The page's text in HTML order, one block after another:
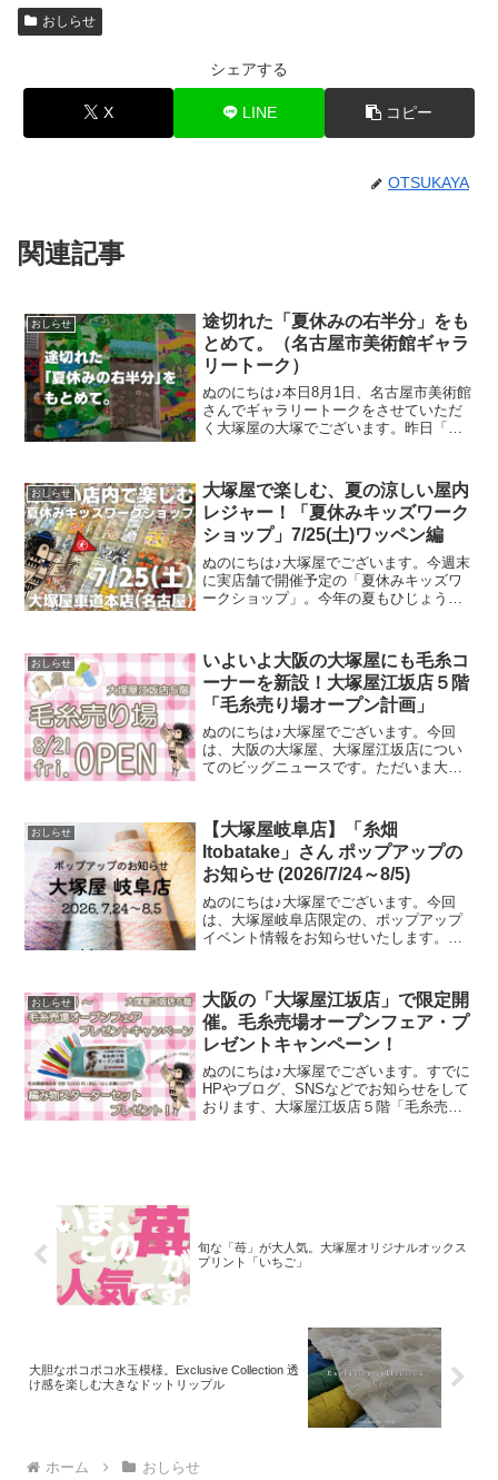
おしらせ
シェアする
X LINE コピー
OTSUKAYA
関連記事
おしらせ
途切れた「夏休みの右半分」をも
とめて。（名古屋市美術館ギャラ
リートーク）
ぬのにちは♪本日8月1日、名古屋市美術館
さんでギャラリートークをさせていただ
く大塚屋の大塚でございます。昨日「全
追加することになったお話がございま
す。今回のブログでは、
おしらせ
大塚屋で楽しむ、夏の涼しい屋内
レジャー！「夏休みキッズワーク
ショップ」7/25(土)ワッペン編
ぬのにちは♪大塚屋でございます。今週末
に実店舗で開催予定の「夏休みキッズワ
ークショップ」。今年の夏もひじょうに
る、２日間限定のイベントです。その内
容は各店ごとに異なります
おしらせ
いよいよ大阪の大塚屋にも毛糸コ
ーナーを新設！大塚屋江坂店５階
「毛糸売り場オープン計画」
ぬのにちは♪大塚屋でございます。今回
は、大阪の大塚屋、大塚屋江坂店につい
てのビッグニュースです。ただいま大塚
江坂店での毛糸のお取り扱いのリクエス
トを多数お寄せいただいて
おしらせ
【大塚屋岐阜店】「糸畑
Itobatake」さん ポップアップの
お知らせ (2026/7/24～8/5)
ぬのにちは♪大塚屋でございます。今回
は、大塚屋岐阜店限定の、ポップアップ
イベント情報をお知らせいたします。お
のPOP UPイベントの再開催が決定いた
しました
おしらせ
大阪の「大塚屋江坂店」で限定開
催。毛糸売場オープンフェア・プ
レゼントキャンペーン！
ぬのにちは♪大塚屋でございます。すでに
HPやブログ、SNSなどでお知らせをして
おります、大塚屋江坂店５階「毛糸売り
旬な「苺」が大人気。大塚屋オリジナルオックス
プリント「いちご」
大胆なポコポコ水玉模様。Exclusive Collection 透
け感を楽しむ大きなドットリップル
ホーム おしらせ